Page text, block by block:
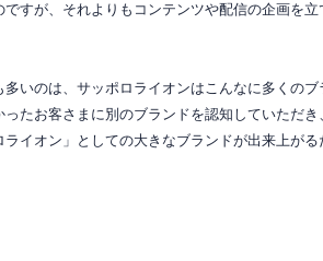
すが、それよりも コンテンツや配信の企画を
いのは、サッポロライオンはこんなに多くの
ったお客さまに別のブランドを認知していただ
イオン」としての大きなブランドが出来上がる